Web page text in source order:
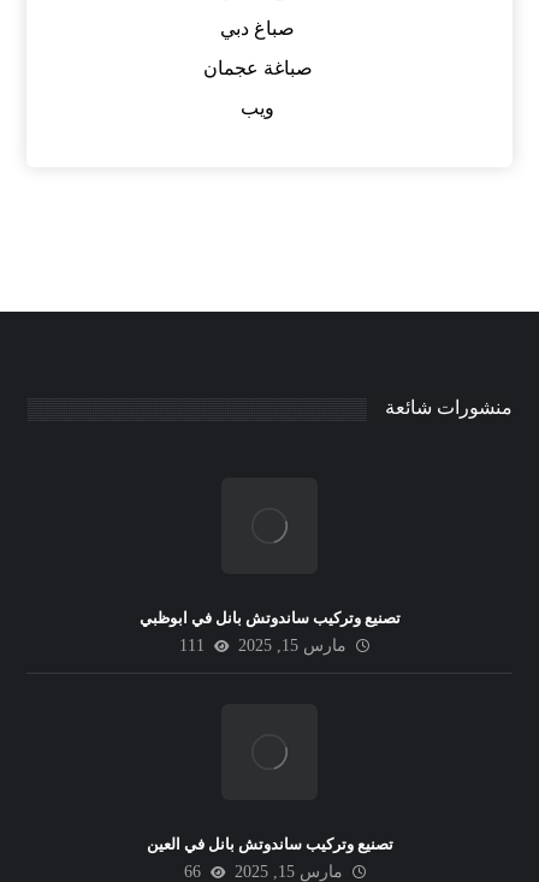
صباغ دبي
صباغة عجمان
ويب
منشورات شائعة
تصنيع وتركيب ساندوتش بانل في ابوظبي
مارس 15, 2025
111
تصنيع وتركيب ساندوتش بانل في العين
مارس 15, 2025
66